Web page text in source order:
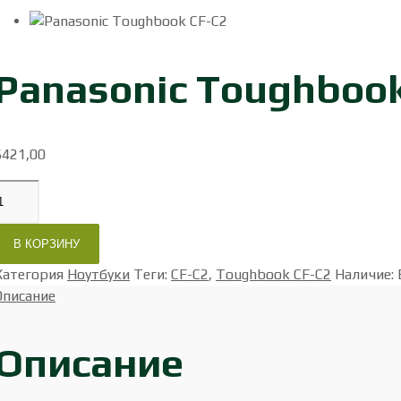
421,00
В КОРЗИНУ
Ноутбуки Теги: CF-C2, Toughbook CF-C2 Наличие: